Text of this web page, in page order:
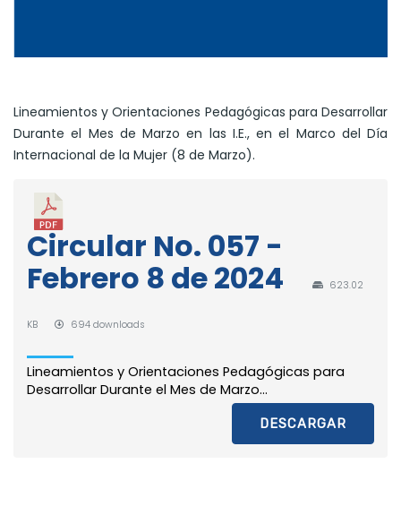
Lineamientos y Orientaciones Pedagógicas para Desarrollar
Durante el Mes de Marzo en las I.E., en el Marco del Día
Internacional de la Mujer (8 de Marzo).
Circular No. 057 -
Febrero 8 de 2024
623.02
KB 694 downloads
Lineamientos y Orientaciones Pedagógicas para
Desarrollar Durante el Mes de Marzo...
DESCARGAR